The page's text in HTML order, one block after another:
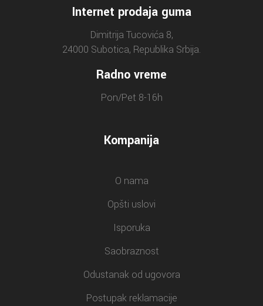
Internet prodaja guma
Dimitrija Tucovića 8,
24000 Subotica, Republika Srbija.
Radno vreme
Pon/Pet 8-16h
Kompanija
O nama
Opšti uslovi
Isporuka
Saobraznost
Odustanak od ugovora
Postupak reklamacije